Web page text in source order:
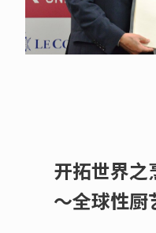
开拓世界之
～全球性厨